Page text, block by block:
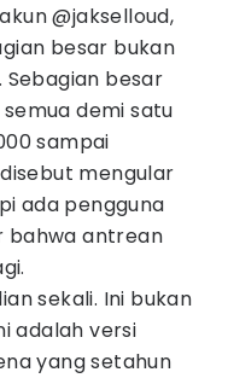
@jakselloud,
besar bukan
besar
semua demi satu
sampai
mengular
ada pengguna
bahwa antrean
sekali. Ini bukan
adalah versi
yang setahun